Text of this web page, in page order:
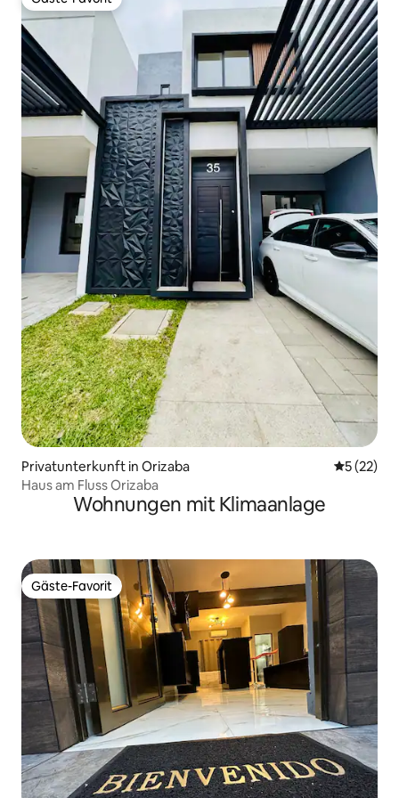
Gäste-Favorit
Privatunterkunft in Orizaba
5 (22)
Haus am Fluss Orizaba
Wohnungen mit Klimaanlage
Gäste-Favorit
Gäste-Favorit